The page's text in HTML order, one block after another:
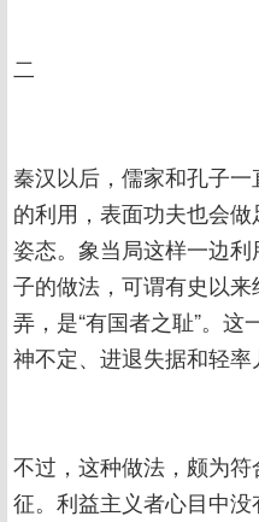
二
秦汉以后，儒家和孔子
的利用，表面功夫也会
姿态。象当局这样一边
子的做法，可谓有史以
弄，是“有国者之耻”。这
神不定、进退失据和轻率
不过，这种做法，颇为符
征。利益主义者心目中